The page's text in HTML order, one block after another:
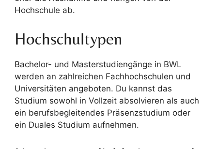
Hochschule ab.
Hochschultypen
Bachelor- und Masterstudiengänge in BWL
werden an zahlreichen Fachhochschulen und
Universitäten angeboten. Du kannst das
Studium sowohl in Vollzeit absolvieren als auch
ein berufsbegleitendes Präsenzstudium oder
ein Duales Studium aufnehmen.